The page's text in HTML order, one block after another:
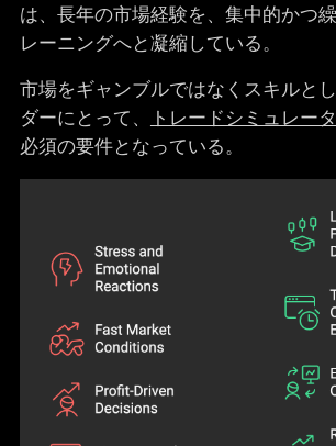
は、長年の市場経験を、集中的かつ
レーニングへと凝縮している。
市場をギャンブルではなくスキルと
ダーにとって、
トレードシミュレー
必須の要件となっている。